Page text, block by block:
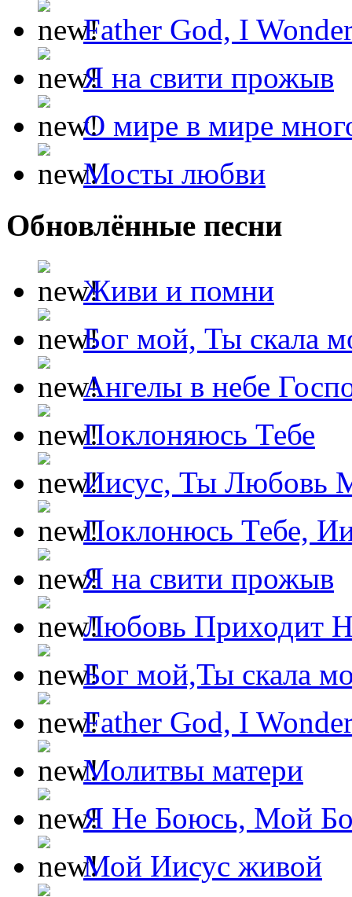
Father God, I
Я на свити прожыв
О мире в мире
Мосты любви
Обновлённые песни
Живи и помни
Бог мой, Ты скала
Ангелы в небе
Поклоняюсь Тебе
Иисус, Ты Любовь
Поклонюсь Тебе,
Я на свити прожыв
Любовь Приходит
Бог мой,Ты скала
Father God, I
Молитвы матери
Я Не Боюсь, Мой
Мой Иисус живой